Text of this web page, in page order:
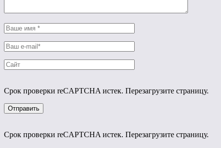
Срок проверки reCAPTCHA истек. Перезагрузите страницу.
Срок проверки reCAPTCHA истек. Перезагрузите страницу.